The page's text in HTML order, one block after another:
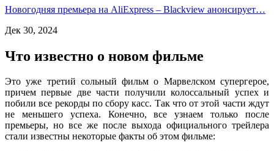
Новогодняя премьера на AliExpress – Blackview анонсирует…
Дек 30, 2024
Что известно о новом фильме
Это уже третий сольный фильм о Марвелском супергерое,
причем первые две части получили колоссальный успех и
побили все рекорды по сбору касс. Так что от этой части ждут
не меньшего успеха. Конечно, все узнаем только после
премьеры, но все же после выхода официального трейлера
стали известны некоторые факты об этом фильме: